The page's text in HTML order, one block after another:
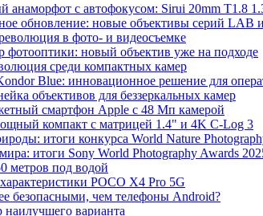
анаморфот с автофокусом: Sirui 20mm T1.8
обновление: новые объективы серий LAB
в фото- и видеосъемке
фотооптики: новый объектив уже на подходе
среди компактных камер
Blue: инновационное решение для
объективов для беззеркальных камер
смартфон Apple с 48 Мп камерой
компакт с матрицей 1.4" и 4K C-Log 3
итоги конкурса World Nature
итоги Sony World Photography Awards
метров под водой
POCO X4 Pro 5G
безопасными, чем телефоны Android?
варианта